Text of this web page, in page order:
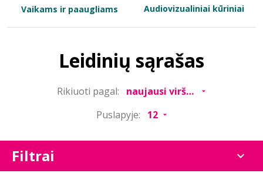
Bibliotekoms
Vaikams ir paaugliams Audiovizualiniai kūriniai
Leidinių sąrašas
Rikiuoti pagal:
Puslapyje:
Filtrai